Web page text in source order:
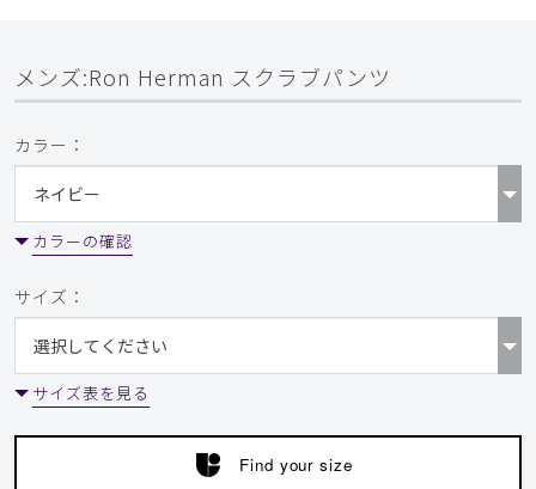
メンズ:Ron Herman スクラブパンツ
カラー：
カラーの確認
サイズ：
サイズ表を見る
Find your size